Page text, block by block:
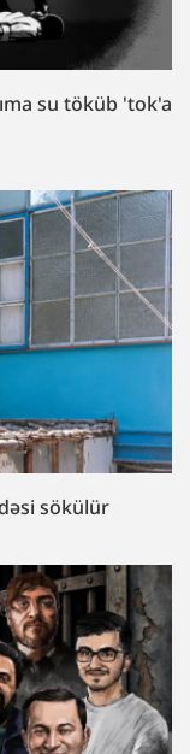
su töküb 'tok'a
sökülür